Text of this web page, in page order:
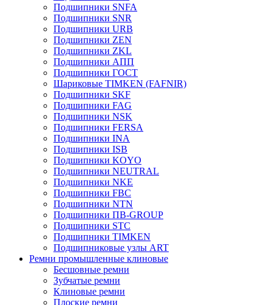
Подшипники SNFA
Подшипники SNR
Подшипники URB
Подшипники ZEN
Подшипники ZKL
Подшипники АПП
Подшипники ГОСТ
Шариковые ТІMKEN (FAFNIR)
Подшипники SKF
Подшипники FAG
Подшипники NSK
Подшипники FERSA
Подшипники INA
Подшипники ISB
Подшипники KOYO
Подшипники NEUTRAL
Подшипники NKE
Подшипники FBC
Подшипники NTN
Подшипники ПВ-GROUP
Подшипники STC
Подшипники TIMKEN
Подшипниковые узлы ART
Ремни промышленные клиновые
Бесшовные ремни
Зубчатые ремни
Клиновые ремни
Плоские ремни